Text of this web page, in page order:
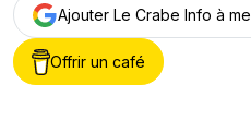
Ajouter Le Crabe Info à
Offrir un café